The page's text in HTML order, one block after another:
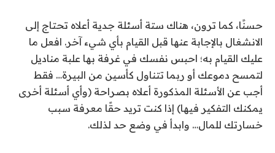
حسنًا، كما ترون، هناك ستة أسئلة جدية أعلاه تحتاج إلى
الانشغال بالإجابة عنها قبل القيام بأي شيء آخر. افعل ما
عليك القيام به؛ احبس نفسك في غرفة بها علبة مناديل
لتمسح دموعك أو ربما تتناول كأسين من البيرة… فقط
أجب عن الأسئلة المذكورة أعلاه بصراحة (وأي أسئلة أخرى
يمكنك التفكير فيها) إذا كنت تريد حقًا معرفة سبب
خسارتك للمال… وابدأ في وضع حد لذلك.